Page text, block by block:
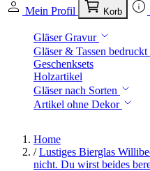
Mein Profil Korb
Gläser Gravur
Gläser & Tassen bedruckt
Geschenksets
Holzartikel
Gläser nach Sorten
Artikel ohne Dekor
Home
/ Lustiges Bierglas
nicht. Du wirst beides